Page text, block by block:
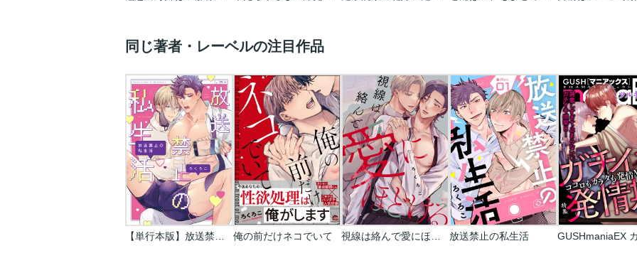
同じ著者・レーベルの注目作品
【単行本版】放送禁止の私生活 【電子特典付き】 俺の前だけネコでいて 視線は絡んで愛にほどける 【連載版】 放送禁止の私生活